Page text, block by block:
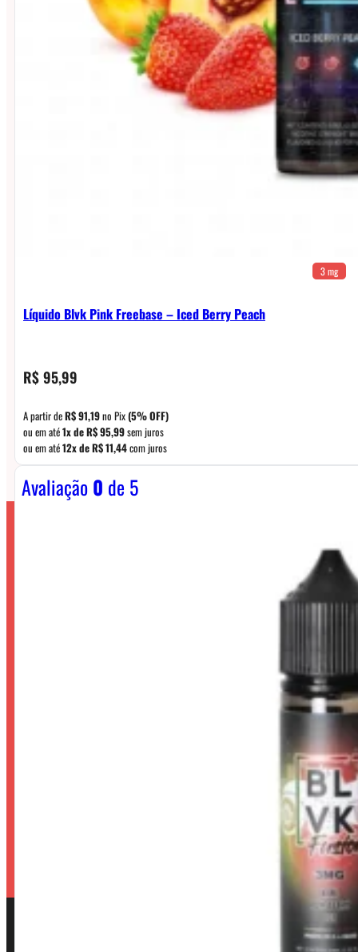
3 mg
Líquido Blvk Pink Freebase – Iced Berry Peach
R$95,99
A partir deR$91,19no Pix(5% OFF)
ou em até1x deR$95,99sem juros
ou em até12x deR$11,44com juros
Avaliação0 de 5